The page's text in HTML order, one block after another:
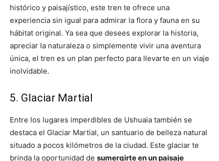
histórico y paisajístico, este tren te ofrece una
experiencia sin igual para admirar la flora y fauna en su
hábitat original. Ya sea que desees explorar la historia,
apreciar la naturaleza o simplemente vivir una aventura
única, el tren es un plan perfecto para llevarte en un viaje
inolvidable.
5. Glaciar Martial
Entre los lugares imperdibles de Ushuaia también se
destaca el Glaciar Martial, un santuario de belleza natural
situado a pocos kilómetros de la ciudad. Este glaciar te
brinda la oportunidad de sumergirte en un paisaje